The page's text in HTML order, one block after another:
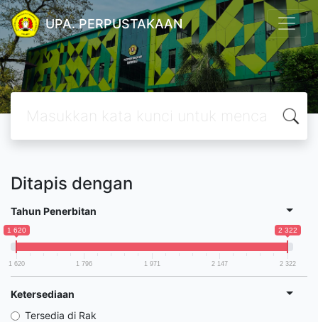
UPA. PERPUSTAKAAN
Ditapis dengan
Tahun Penerbitan
1 620 2 322
1 620 1 796 1 971 2 147 2 322
Ketersediaan
Tersedia di Rak